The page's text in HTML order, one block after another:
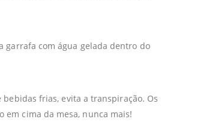
garrafa com água gelada dentro do
frias, evita a transpiração. Os
cima da mesa, nunca mais!